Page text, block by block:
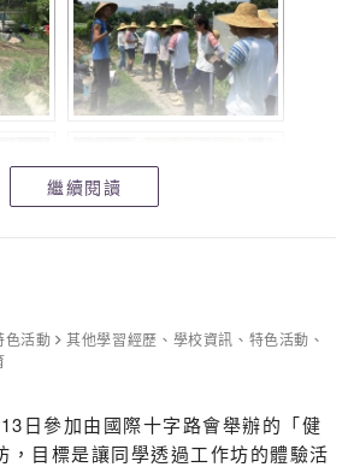
繼續閱讀
色活動 其他學習經歷 、 學校資訊 、 特色活動 、
日參加由國際十字路會舉辦的「健
，目標是讓同學透過工作坊的體驗活